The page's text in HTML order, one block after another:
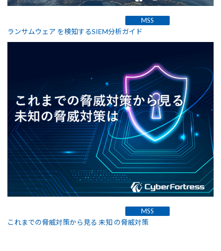
MSS
ランサムウェア を検知するSIEM分析ガイド
MSS
これまでの脅威対策から見る 未知 の脅威対策